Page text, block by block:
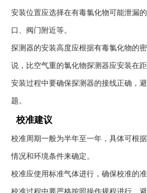
安装位置应选择在有毒氯化物可能泄漏
口、阀门附近等。
探测器的安装高度应根据有毒氯化物的
说，比空气重的氯化物探测器应安装在距
安装过程中要确保探测器的接线正确，
题。
校准建议
校准周期一般为半年至一年，具体可根
情况和环境条件来确定。
校准应使用标准气体进行，确保校准的准